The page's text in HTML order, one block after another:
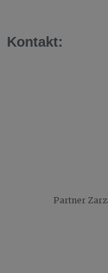
Kontakt:
Partner